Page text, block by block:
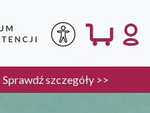
Sprawdź szczegóły >>